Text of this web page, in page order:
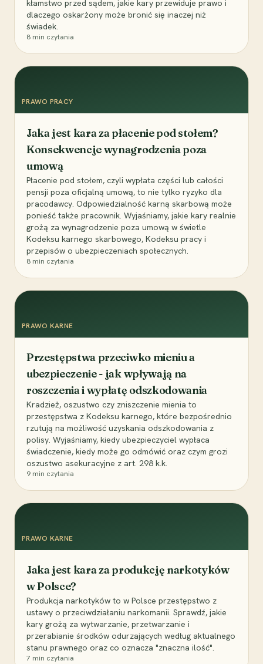
kłamstwo przed sądem, jakie kary przewiduje prawo i
dlaczego oskarżony może bronić się inaczej niż
świadek.
8 min czytania
PRAWO PRACY
Jaka jest kara za płacenie pod stołem?
Konsekwencje wynagrodzenia poza
umową
Płacenie pod stołem, czyli wypłata części lub całości
pensji poza oficjalną umową, to nie tylko ryzyko dla
pracodawcy. Odpowiedzialność karną skarbową może
ponieść także pracownik. Wyjaśniamy, jakie kary realnie
grożą za wynagrodzenie poza umową w świetle
Kodeksu karnego skarbowego, Kodeksu pracy i
przepisów o ubezpieczeniach społecznych.
8 min czytania
PRAWO KARNE
Przestępstwa przeciwko mieniu a
ubezpieczenie - jak wpływają na
roszczenia i wypłatę odszkodowania
Kradzież, oszustwo czy zniszczenie mienia to
przestępstwa z Kodeksu karnego, które bezpośrednio
rzutują na możliwość uzyskania odszkodowania z
polisy. Wyjaśniamy, kiedy ubezpieczyciel wypłaca
świadczenie, kiedy może go odmówić oraz czym grozi
oszustwo asekuracyjne z art. 298 k.k.
9 min czytania
PRAWO KARNE
Jaka jest kara za produkcję narkotyków
w Polsce?
Produkcja narkotyków to w Polsce przestępstwo z
ustawy o przeciwdziałaniu narkomanii. Sprawdź, jakie
kary grożą za wytwarzanie, przetwarzanie i
przerabianie środków odurzających według aktualnego
stanu prawnego oraz co oznacza "znaczna ilość".
7 min czytania